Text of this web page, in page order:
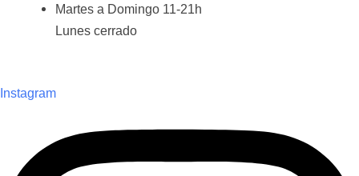
Martes a Domingo 11-21h
Lunes cerrado
Instagram